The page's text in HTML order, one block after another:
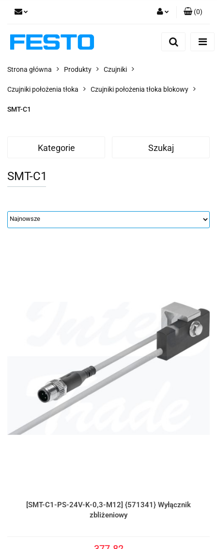
Dodaj zgłoszenie
(0)
Strona główna Produkty Czujniki
Czujniki położenia tłoka Czujniki położenia tłoka blokowy
SMT-C1
Kategorie Szukaj
SMT-C1
[SMT-C1-PS-24V-K-0,3-M12] {571341} Wyłącznik
zbliżeniowy